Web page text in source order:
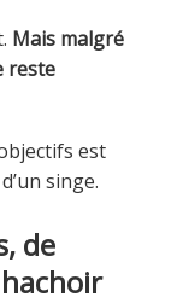
Mais malgré
reste
est
singe.
de